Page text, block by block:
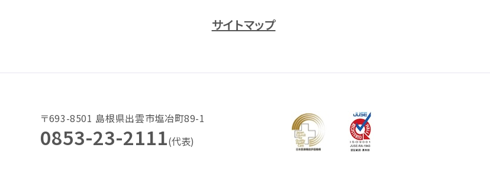
サイトマップ
〒693-8501 島根県出雲市塩冶町89-1
0853-23-2111(代表)